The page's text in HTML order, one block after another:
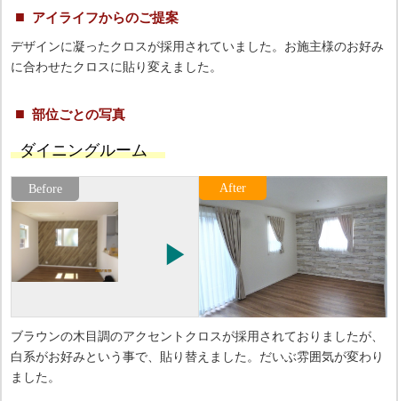
アイライフからのご提案
デザインに凝ったクロスが採用されていました。お施主様のお好み
に合わせたクロスに貼り変えました。
部位ごとの写真
ダイニングルーム
ブラウンの木目調のアクセントクロスが採用されておりましたが、
白系がお好みという事で、貼り替えました。だいぶ雰囲気が変わり
ました。